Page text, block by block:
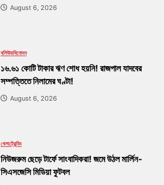
August 6, 2026
বলিউডবিনোদন
১৬.৬১ কোটি টাকার ঋণ শোধ হয়নি! রাজপাল যাদবের
সম্পত্তিতে নিলামের ঘণ্টা!
August 6, 2026
খেলাট্রেন্ডিং
নিউজরুম ছেড়ে টার্ফে সাংবাদিকরা! জমে উঠল মার্লিন-
সিএসজেসি মিডিয়া ফুটবল